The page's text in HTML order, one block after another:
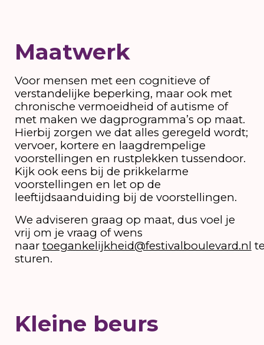
Maatwerk
Voor mensen met een cognitieve of
verstandelijke beperking, maar ook met
chronische vermoeidheid of autisme of
met maken we dagprogramma’s op maat.
Hierbij zorgen we dat alles geregeld wordt;
vervoer, kortere en laagdrempelige
voorstellingen en rustplekken tussendoor.
Kijk ook eens bij de prikkelarme
voorstellingen en let op de
leeftijdsaanduiding bij de voorstellingen.
We adviseren graag op maat, dus voel je
vrij om je vraag of wens
naar toegankelijkheid@festivalboulevard.nl
sturen.
Kleine beurs